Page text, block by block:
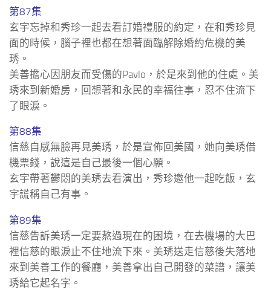
第87集
玄宇忘掉和秀珍一起去看訂婚禮服的約定，在和秀珍見
面的時候，腦子裡也都在想著面臨解除婚約危機的美
琇。
美善擔心因朋友而受傷的Pavlo，於是來到他的住處。美
琇來到新婚房，回想著和永民的幸福往事，忍不住流下
了眼淚。
第88集
信慈自感無臉再見美琇，於是宣佈回美國，她向美琇借
機票錢，說這是自己最後一個心願。
玄宇帶著鬱悶的美琇去看演出，秀珍邀他一起吃飯，玄
宇謊稱自己有事。
第89集
信慈告訴美琇一定要熬過現在的困境，在去機場的大巴
裡信慈的眼淚止不住地流下來。美琇送走信慈後失落地
來到美善工作的餐廳，美善拿出自己開發的菜譜，讓美
琇給它起名字。